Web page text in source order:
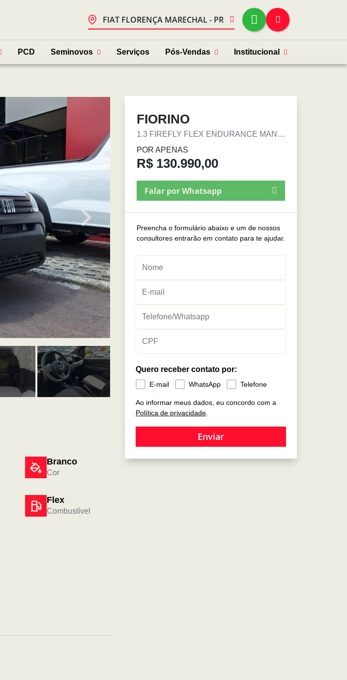
FIAT FLORENÇA MARECHAL - PR
PCD Seminovos Serviços Pós-Vendas Institucional
FIORINO
1.3 FIREFLY FLEX ENDURANCE MANUAL
POR APENAS
R$ 130.990,00
Falar por Whatsapp
Preencha o formulário abaixo e um de nossos
consultores entrarão em contato para te ajudar.
Quero receber contato por:
E-mail WhatsApp Telefone
Ao informar meus dados, eu concordo com a
Política de privacidade.
Enviar
Branco
Cor
Flex
Combustível